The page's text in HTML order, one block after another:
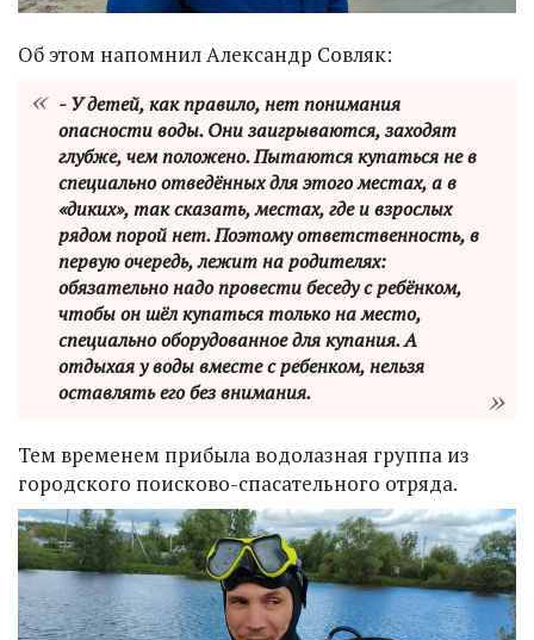
Об этом напомнил Александр Совляк:
- У детей, как правило, нет понимания
опасности воды. Они заигрываются, заходят
глубже, чем положено. Пытаются купаться не в
специально отведённых для этого местах, а в
«диких», так сказать, местах, где и взрослых
рядом порой нет. Поэтому ответственность, в
первую очередь, лежит на родителях:
обязательно надо провести беседу с ребёнком,
чтобы он шёл купаться только на место,
специально оборудованное для купания. А
отдыхая у воды вместе с ребенком, нельзя
оставлять его без внимания.
Тем временем прибыла водолазная группа из
городского поисково-спасательного отряда.